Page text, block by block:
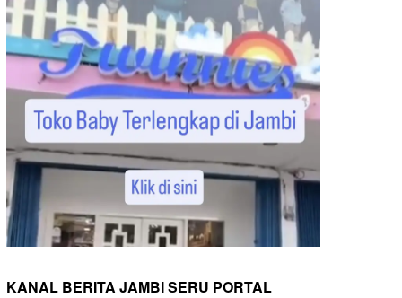
KANAL BERITA JAMBI SERU PORTAL